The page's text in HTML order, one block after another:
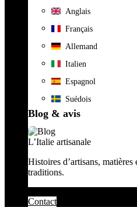
Anglais
Français
Allemand
Italien
Espagnol
Suédois
Blog & avis
L’Italie artisanale
Histoires d’artisans, matières
traditions.
Contact